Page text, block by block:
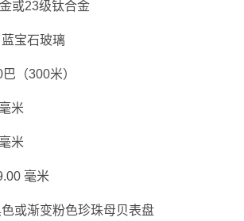
或23级钛合金
宝石玻璃
（300米）
米
米
毫米
或渐变粉色珍珠母贝表盘